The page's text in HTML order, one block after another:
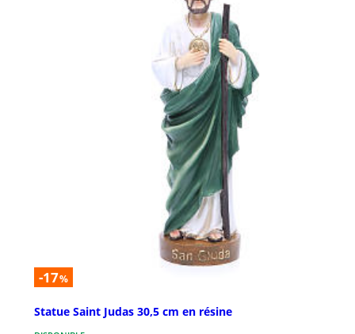
-17%
Statue Saint Judas 30,5 cm en résine